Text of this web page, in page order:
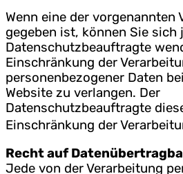
Wenn eine der vorgenannten
gegeben ist, können Sie sich
Datenschutzbeauftragte
Einschränkung der
personenbezogener Daten
Website zu verlangen. Der
Datenschutzbeauftragte
Einschränkung der
Recht auf
Jede von der Verarbeitung